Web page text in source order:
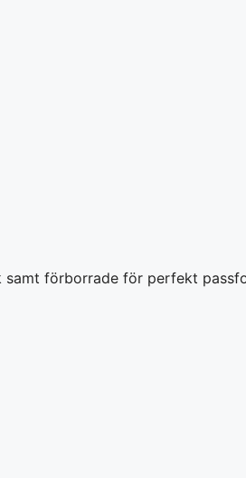
förborrade för perfekt